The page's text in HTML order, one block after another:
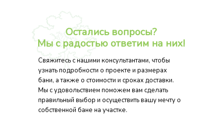
Остались вопросы?
Мы с радостью ответим на них!
Свяжитесь с нашими консультантами, чтобы
узнать подробности о проекте и размерах
бани, а также о стоимости и сроках доставки.
Мы с удовольствием поможем вам сделать
правильный выбор и осуществить вашу мечту о
собственной бане на участке.